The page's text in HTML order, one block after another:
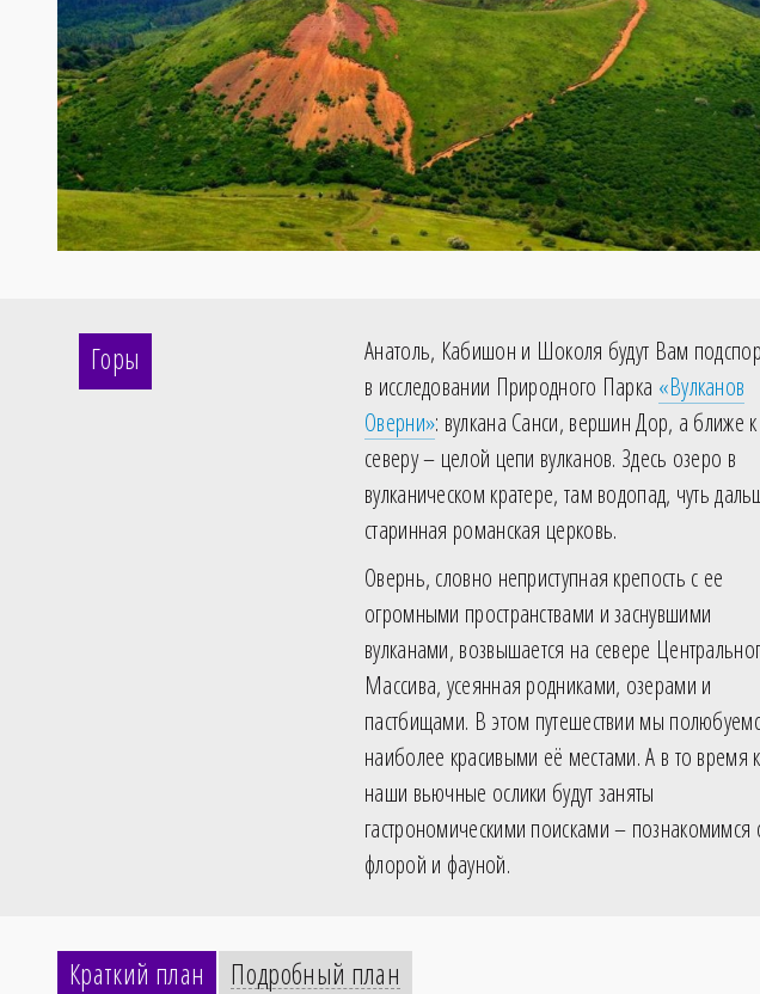
Горы
Анатоль, Кабишон и Шоколя будут Вам
в исследовании Природного Парка «Вулканов
Оверни»: вулкана Санси, вершин Дор, а ближе к
северу – целой цепи вулканов. Здесь озеро в
вулканическом кратере, там водопад, чуть
старинная романская церковь.
Овернь, словно неприступная крепость с ее
огромными пространствами и заснувшими
вулканами, возвышается на севере
Массива, усеянная родниками, озерами и
пастбищами. В этом путешествии мы
наиболее красивыми её местами. А в то время
наши вьючные ослики будут заняты
гастрономическими поисками – познакомимся
флорой и фауной.
Краткий план Подробный план